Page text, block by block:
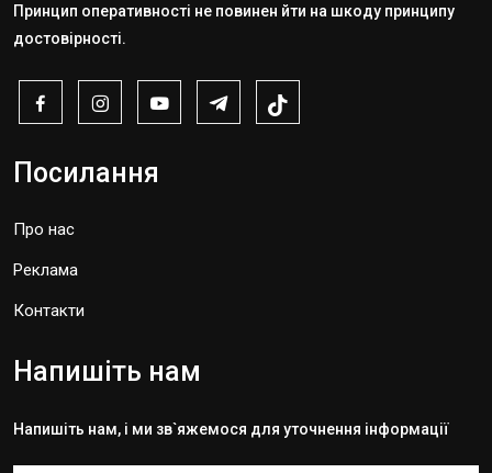
Принцип оперативності не повинен йти на шкоду принципу
достовірності.
Посилання
Про нас
Реклама
Контакти
Напишіть нам
Напишіть нам, і ми зв`яжемося для уточнення інформації